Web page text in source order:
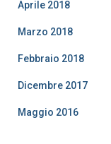
Aprile 2018
Marzo 2018
Febbraio 2018
Dicembre 2017
Maggio 2016